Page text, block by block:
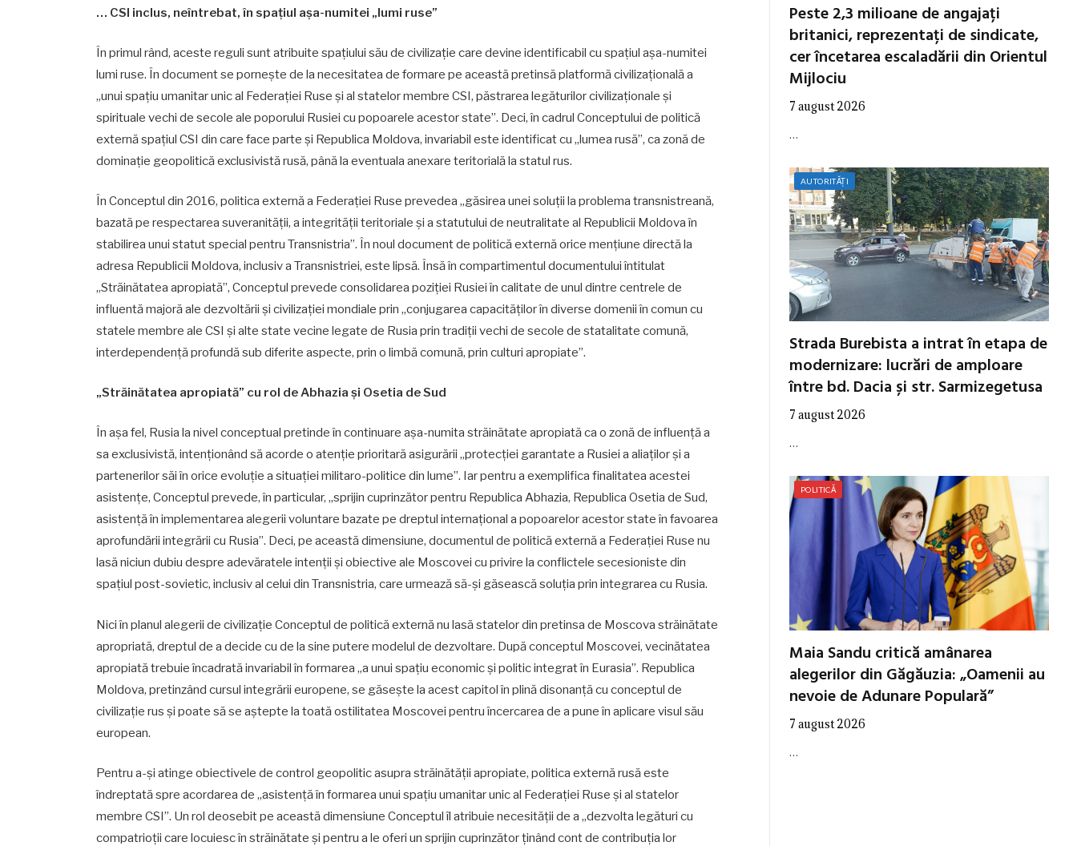
… CSI inclus, neîntrebat, în spațiul așa-numitei „lumi ruse”
În primul rând, aceste reguli sunt atribuite spațiului său de civilizație care devine identificabil cu spațiul așa-numitei
lumi ruse. În document se pornește de la necesitatea de formare pe această pretinsă platformă civilizațională a
„unui spațiu umanitar unic al Federației Ruse și al statelor membre CSI, păstrarea legăturilor civilizaționale și
spirituale vechi de secole ale poporului Rusiei cu popoarele acestor state”. Deci, în cadrul Conceptului de politică
externă spațiul CSI din care face parte și Republica Moldova, invariabil este identificat cu „lumea rusă”, ca zonă de
dominație geopolitică exclusivistă rusă, până la eventuala anexare teritorială la statul rus.
În Conceptul din 2016, politica externă a Federației Ruse prevedea „găsirea unei soluții la problema transnistreană,
bazată pe respectarea suveranității, a integrității teritoriale și a statutului de neutralitate al Republicii Moldova în
stabilirea unui statut special pentru Transnistria”. În noul document de politică externă orice mențiune directă la
adresa Republicii Moldova, inclusiv a Transnistriei, este lipsă. Însă în compartimentul documentului întitulat
„Străinătatea apropiată”, Conceptul prevede consolidarea poziției Rusiei în calitate de unul dintre centrele de
influentă majoră ale dezvoltării și civilizației mondiale prin „conjugarea capacităților în diverse domenii în comun cu
statele membre ale CSI și alte state vecine legate de Rusia prin tradiții vechi de secole de statalitate comună,
interdependență profundă sub diferite aspecte, prin o limbă comună, prin culturi apropiate”.
„Străinătatea apropiată” cu rol de Abhazia și Osetia de Sud
În așa fel, Rusia la nivel conceptual pretinde în continuare așa-numita străinătate apropiată ca o zonă de influență a
sa exclusivistă, intenționând să acorde o atenție prioritară asigurării „protecției garantate a Rusiei a aliaților și a
partenerilor săi în orice evoluție a situației militaro-politice din lume”. Iar pentru a exemplifica finalitatea acestei
asistențe, Conceptul prevede, în particular, „sprijin cuprinzător pentru Republica Abhazia, Republica Osetia de Sud,
asistență în implementarea alegerii voluntare bazate pe dreptul internațional a popoarelor acestor state în favoarea
aprofundării integrării cu Rusia”. Deci, pe această dimensiune, documentul de politică externă a Federației Ruse nu
lasă niciun dubiu despre adevăratele intenții și obiective ale Moscovei cu privire la conflictele secesioniste din
spațiul post-sovietic, inclusiv al celui din Transnistria, care urmează să-și găsească soluția prin integrarea cu Rusia.
Nici în planul alegerii de civilizație Conceptul de politică externă nu lasă statelor din pretinsa de Moscova străinătate
apropriată, dreptul de a decide cu de la sine putere modelul de dezvoltare. După conceptul Moscovei, vecinătatea
apropiată trebuie încadrată invariabil în formarea „a unui spațiu economic și politic integrat în Eurasia”. Republica
Moldova, pretinzând cursul integrării europene, se găsește la acest capitol în plină disonanță cu conceptul de
civilizație rus și poate să se aștepte la toată ostilitatea Moscovei pentru încercarea de a pune în aplicare visul său
european.
Pentru a-și atinge obiectivele de control geopolitic asupra străinătății apropiate, politica externă rusă este
îndreptată spre acordarea de „asistență în formarea unui spațiu umanitar unic al Federației Ruse și al statelor
membre CSI”. Un rol deosebit pe această dimensiune Conceptul îl atribuie necesității de a „dezvolta legături cu
compatrioții care locuiesc în străinătate și pentru a le oferi un sprijin cuprinzător ținând cont de contribuția lor
Peste 2,3 milioane de angajați
britanici, reprezentați de sindicate,
cer încetarea escaladării din Orientul
Mijlociu
7 august 2026
…
AUTORITĂȚI
Strada Burebista a intrat în etapa de
modernizare: lucrări de amploare
între bd. Dacia și str. Sarmizegetusa
7 august 2026
…
POLITICĂ
Maia Sandu critică amânarea
alegerilor din Găgăuzia: „Oamenii au
nevoie de Adunare Populară”
7 august 2026
…